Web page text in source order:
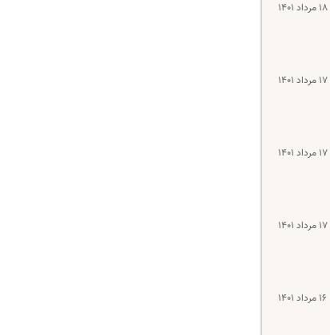
۱۸ مرداد ۱۴۰۱
۱۷ مرداد ۱۴۰۱
۱۷ مرداد ۱۴۰۱
۱۷ مرداد ۱۴۰۱
۱۶ مرداد ۱۴۰۱